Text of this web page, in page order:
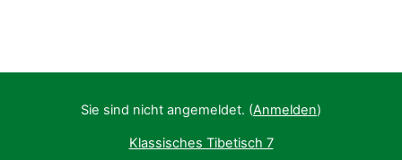
Sie sind nicht angemeldet. (Anmelden)
Klassisches Tibetisch 7